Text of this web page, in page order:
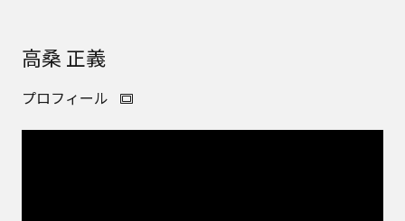
高桑 正義
プロフィール